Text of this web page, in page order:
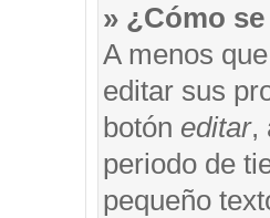
» ¿Cómo
A menos
editar sus
botón editar,
periodo de
pequeño